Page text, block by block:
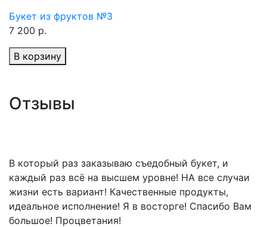
Букет из фруктов №3
7 200 р.
В корзину
Отзывы
В который раз заказываю съедобный букет, и
каждый раз всё на высшем уровне! НА все случаи
жизни есть вариант! Качественные продукты,
идеальное исполнение! Я в восторге! Спасибо Вам
большое! Процветания!